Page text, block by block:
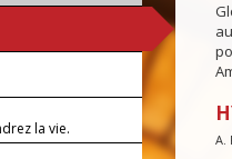
la vie.
A.